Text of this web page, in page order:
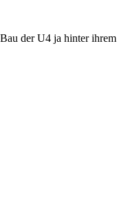
der U4 ja hinter ihrem